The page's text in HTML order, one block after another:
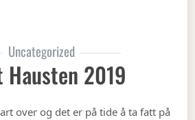
Uncategorized
2019
over og det er på tide å ta fatt på